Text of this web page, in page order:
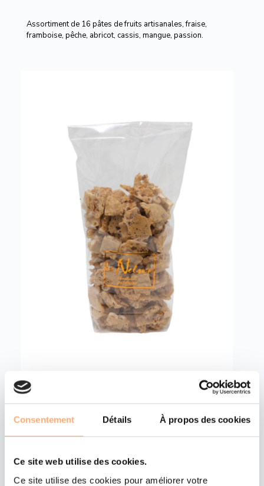
Consentement Détails À propos des cookies
Ce site web utilise des cookies.
Ce site utilise des cookies pour améliorer votre
Allergènes
Assortiment de 16 pâtes de fruits artisanales, fraise,
framboise, pêche, abricot, cassis, mangue, passion.